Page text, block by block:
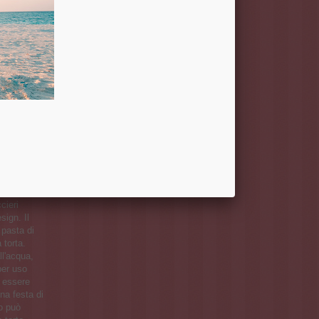
e
Il
di
uso
festa di
può